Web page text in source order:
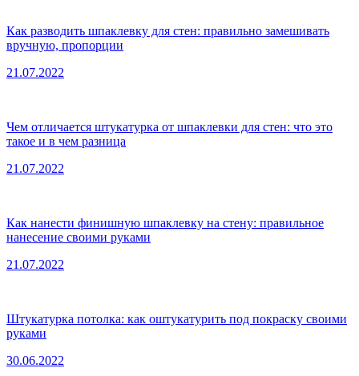
Как разводить шпаклевку для стен: правильно замешивать
вручную, пропорции
21.07.2022
Чем отличается штукатурка от шпаклевки для стен: что это
такое и в чем разница
21.07.2022
Как нанести финишную шпаклевку на стену: правильное
нанесение своими руками
21.07.2022
Штукатурка потолка: как оштукатурить под покраску своими
руками
30.06.2022